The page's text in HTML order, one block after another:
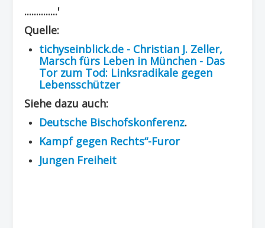
..............'
Quelle:
tichyseinblick.de - Christian J. Zeller,
Marsch fürs Leben in München - Das
Tor zum Tod: Linksradikale gegen
Lebensschützer
Siehe dazu auch:
Deutsche Bischofskonferenz.
Kampf gegen Rechts“-Furor
Jungen Freiheit